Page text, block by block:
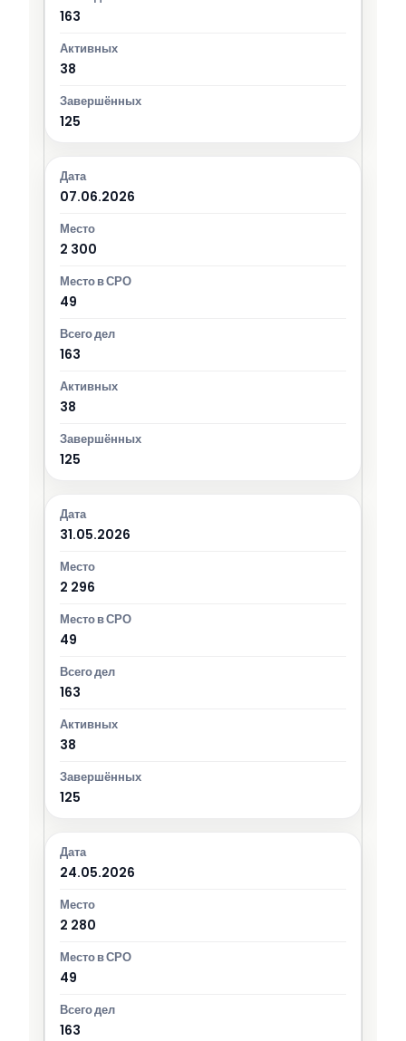
163
38
125
07.06.2026
2 300
49
163
38
125
31.05.2026
2 296
49
163
38
125
24.05.2026
2 280
49
163